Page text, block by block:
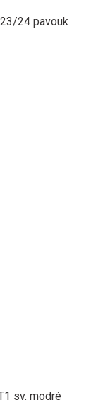
24 pavouk
sv. modré